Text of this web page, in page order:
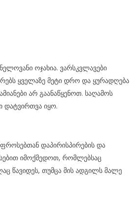
ოჯახია. ვარსკვლავები
ყველაზე მეტი დრო და ყურადღება
არ გაანაწყენოთ. საღამოს
დატვირთვა იყო.
დაპირისპირების და
იმოქმედოთ, რომლებსაც
წავიდეს, თუმცა მის ადგილს მალე